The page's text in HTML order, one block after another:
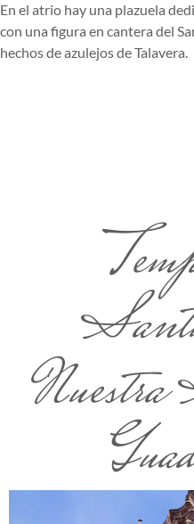
En el atrio hay una plazuela
con una figura en cantera del
hechos de azulejos de Talavera.